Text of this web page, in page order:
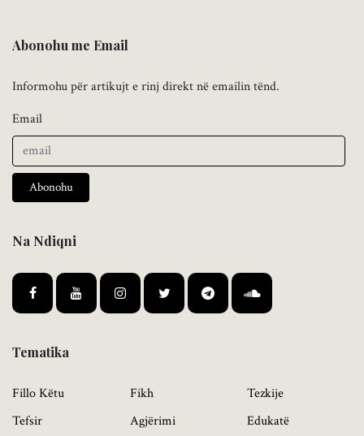
Abonohu me Email
Informohu për artikujt e rinj direkt në emailin tënd.
Email
Abonohu
Na Ndiqni
Tematika
Fillo Këtu
Tefsir
Fikh
Agjërimi
Tezkije
Edukatë